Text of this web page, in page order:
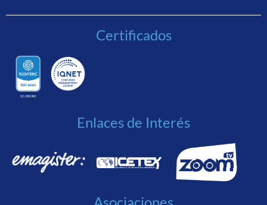
Certificados
Enlaces de Interés